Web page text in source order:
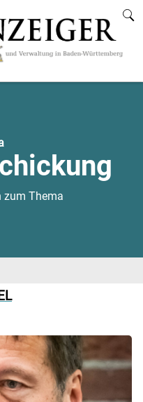
zum Thema